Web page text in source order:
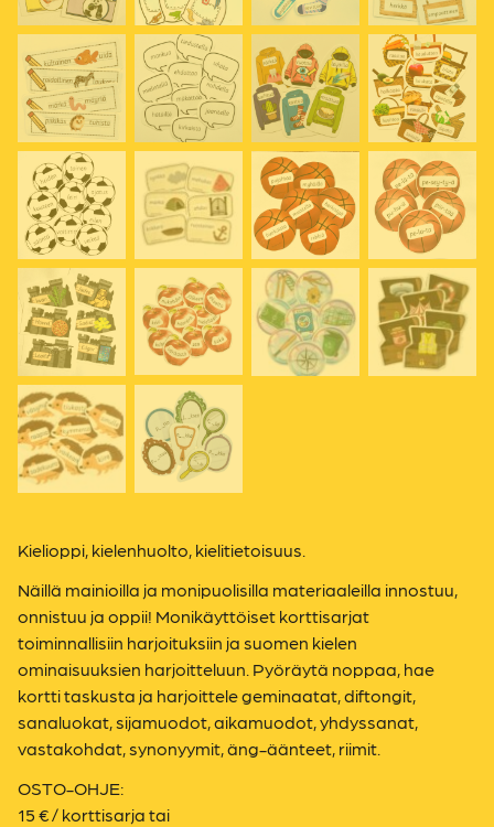
Kielioppi, kielenhuolto, kielitietoisuus.
Näillä mainioilla ja monipuolisilla materiaaleilla innostuu,
onnistuu ja oppii! Monikäyttöiset korttisarjat
toiminnallisiin harjoituksiin ja suomen kielen
ominaisuuksien harjoitteluun. Pyöräytä noppaa, hae
kortti taskusta ja harjoittele geminaatat, diftongit,
sanaluokat, sijamuodot, aikamuodot, yhdyssanat,
vastakohdat, synonyymit, äng-äänteet, riimit.
OSTO-OHJE:
15 € / korttisarja tai